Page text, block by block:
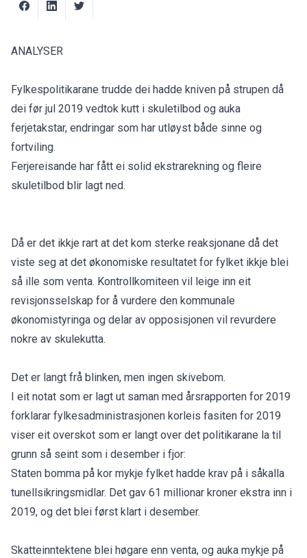
ANALYSER
Fylkespolitikarane trudde dei hadde kniven på strupen då
dei før jul 2019 vedtok kutt i skuletilbod og auka
ferjetakstar, endringar som har utløyst både sinne og
fortviling.
Ferjereisande har fått ei solid ekstrarekning og fleire
skuletilbod blir lagt ned.
Då er det ikkje rart at det kom sterke reaksjonane då det
viste seg at det økonomiske resultatet for fylket ikkje blei
så ille som venta. Kontrollkomiteen vil leige inn eit
revisjonsselskap for å vurdere den kommunale
økonomistyringa og delar av opposisjonen vil revurdere
nokre av skulekutta.
Det er langt frå blinken, men ingen skivebom.
I eit notat som er lagt ut saman med årsrapporten for 2019
forklarar fylkesadministrasjonen korleis fasiten for 2019
viser eit overskot som er langt over det politikarane la til
grunn så seint som i desember i fjor:
Staten bomma på kor mykje fylket hadde krav på i såkalla
tunellsikringsmidlar. Det gav 61 millionar kroner ekstra inn i
2019, og det blei først klart i desember.
Skatteinntektene blei høgare enn venta, og auka mykje på